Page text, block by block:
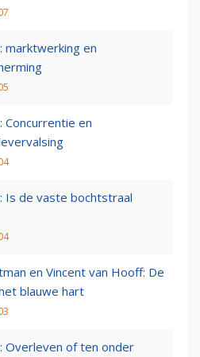
marktwerking en
Concurrentie en
Is de vaste bochtstraal
en Vincent van Hooff: De
blauwe hart
Overleven of ten onder